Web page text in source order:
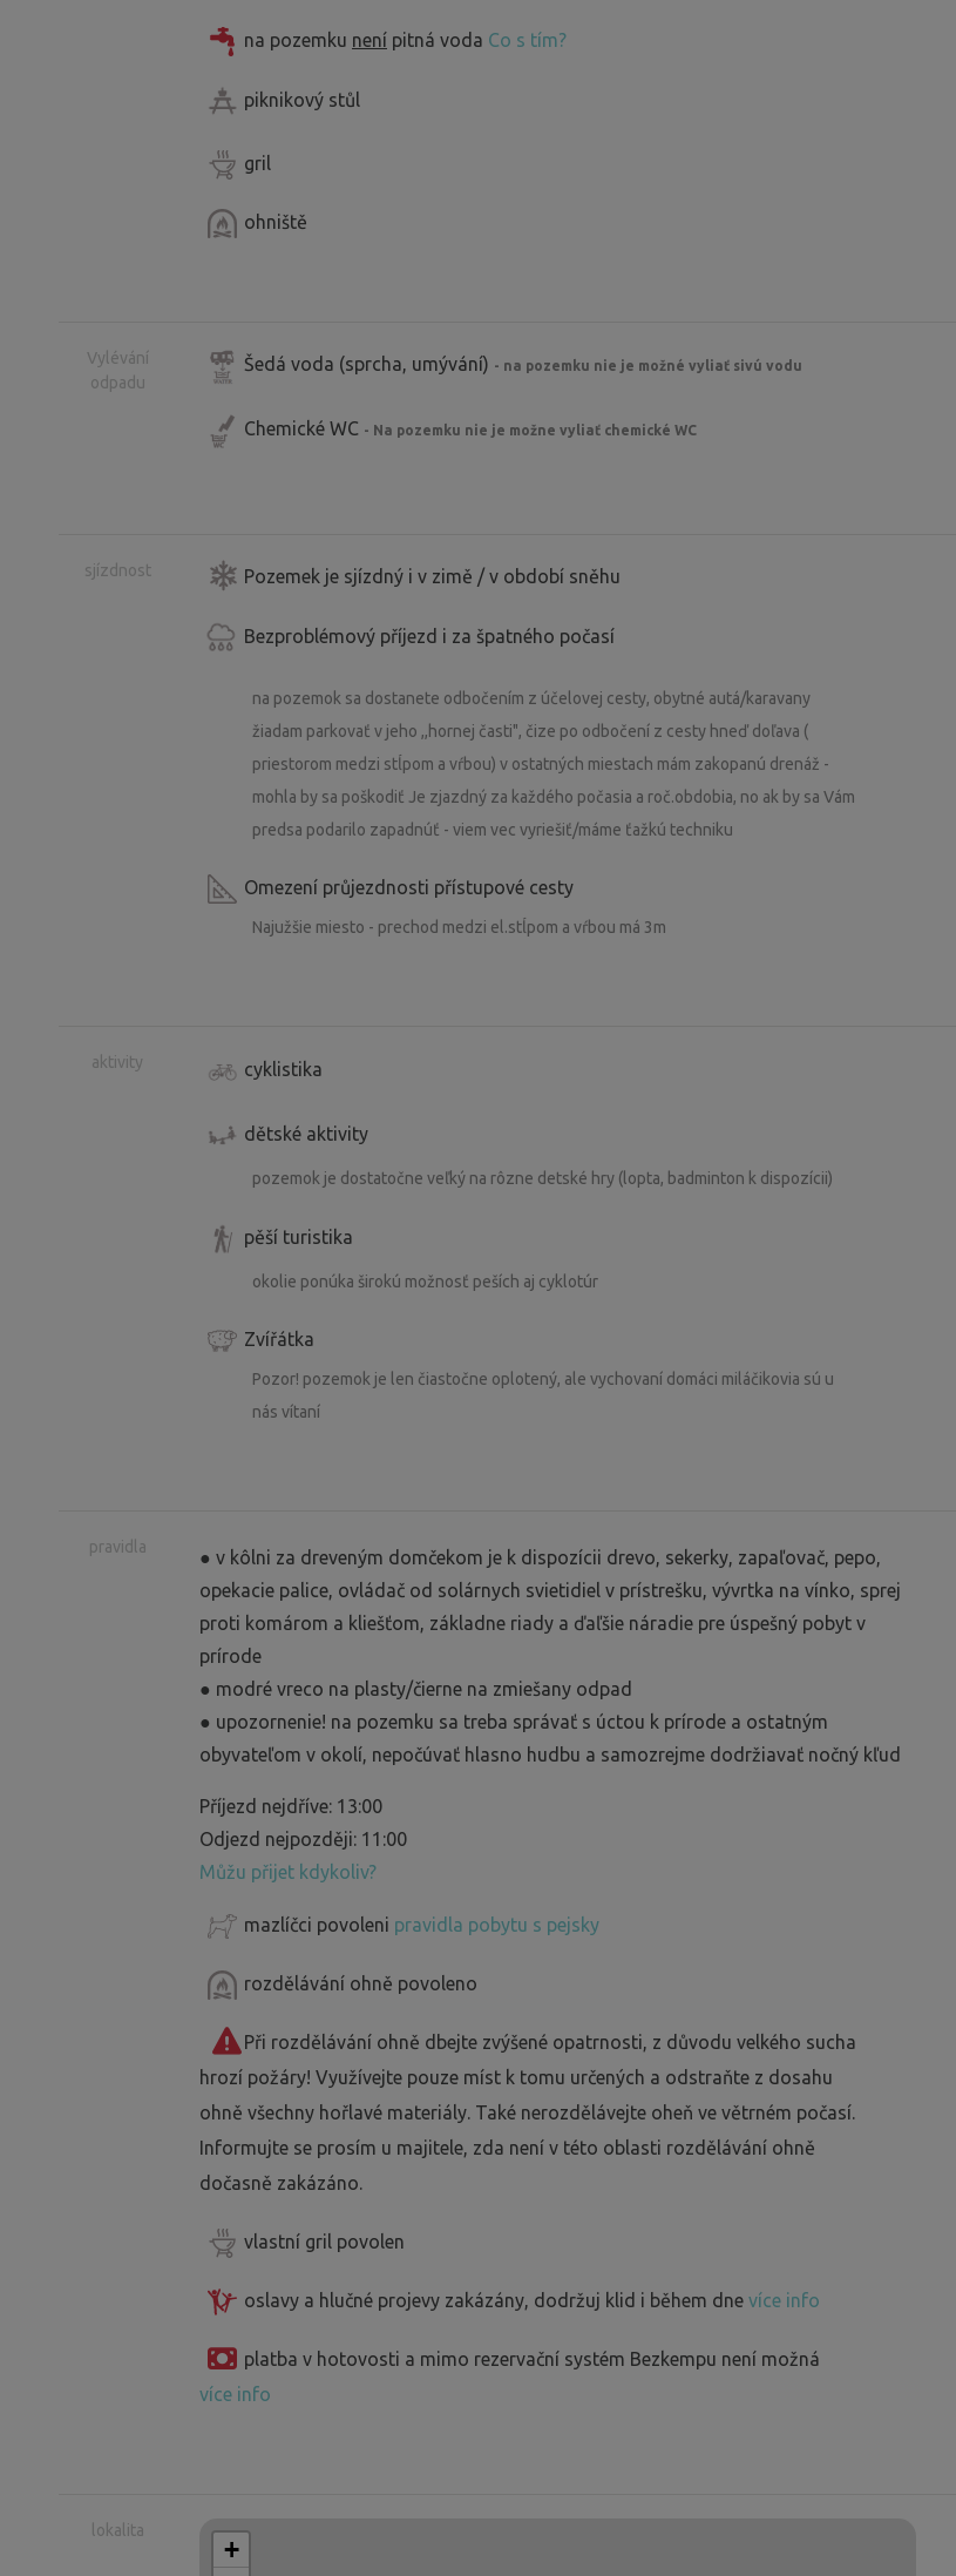
na pozemku není pitná voda Co s tím?
piknikový stůl
gril
ohniště
Vylévání
odpadu
Šedá voda (sprcha, umývání) - na pozemku nie je možné vyliať sivú vodu
Chemické WC - Na pozemku nie je možne vyliať chemické WC
sjízdnost Pozemek je sjízdný i v zimě / v období sněhu
Bezproblémový příjezd i za špatného počasí
na pozemok sa dostanete odbočením z účelovej cesty, obytné autá/karavany
žiadam parkovať v jeho ,,hornej časti", čize po odbočení z cesty hneď doľava (
priestorom medzi stĺpom a vŕbou) v ostatných miestach mám zakopanú drenáž -
mohla by sa poškodiť Je zjazdný za každého počasia a roč.obdobia, no ak by sa Vám
predsa podarilo zapadnúť - viem vec vyriešiť/máme ťažkú techniku
Omezení průjezdnosti přístupové cesty
Najužšie miesto - prechod medzi el.stĺpom a vŕbou má 3m
aktivity cyklistika
dětské aktivity
pozemok je dostatočne veľký na rôzne detské hry (lopta, badminton k dispozícii)
pěší turistika
okolie ponúka širokú možnosť peších aj cyklotúr
Zvířátka
Pozor! pozemok je len čiastočne oplotený, ale vychovaní domáci miláčikovia sú u
nás vítaní
pravidla
● v kôlni za dreveným domčekom je k dispozícii drevo, sekerky, zapaľovač, pepo,
opekacie palice, ovládač od solárnych svietidiel v prístrešku, vývrtka na vínko, sprej
proti komárom a kliešťom, základne riady a ďaľšie náradie pre úspešný pobyt v
prírode
● modré vreco na plasty/čierne na zmiešany odpad
● upozornenie! na pozemku sa treba správať s úctou k prírode a ostatným
obyvateľom v okolí, nepočúvať hlasno hudbu a samozrejme dodržiavať nočný kľud
Příjezd nejdříve: 13:00
Odjezd nejpozději: 11:00
Můžu přijet kdykoliv?
mazlíčci povoleni pravidla pobytu s pejsky
rozdělávání ohně povoleno
Při rozdělávání ohně dbejte zvýšené opatrnosti, z důvodu velkého sucha
hrozí požáry! Využívejte pouze míst k tomu určených a odstraňte z dosahu
ohně všechny hořlavé materiály. Také nerozdělávejte oheň ve větrném počasí.
Informujte se prosím u majitele, zda není v této oblasti rozdělávání ohně
dočasně zakázáno.
vlastní gril povolen
oslavy a hlučné projevy zakázány, dodržuj klid i během dne více info
platba v hotovosti a mimo rezervační systém Bezkempu není možná
více info
lokalita
+